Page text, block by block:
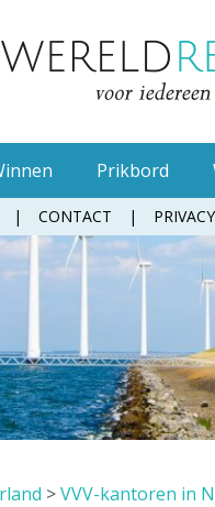
Prikbord
CONTACT
>VVV-kantoren in